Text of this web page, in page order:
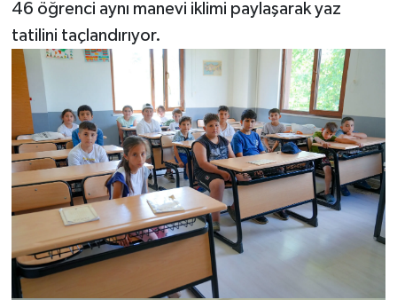
46 öğrenci aynı manevi iklimi paylaşarak yaz
tatilini taçlandırıyor.